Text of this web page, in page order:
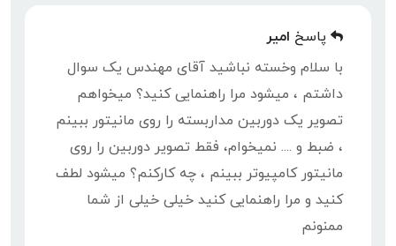
پاسخ امیر
با سلام وخسته نباشید آقای مهندس یک سوال
داشتم ، میشود مرا راهنمایی کنید؟ میخواهم
تصویر یک دوربین مداربسته را روی مانیتور ببینم
، ضبط و .... نمیخوام، فقط تصویر دوربین را روی
مانیتور کامپیوتر ببینم ، چه کارکنم؟ میشود لطف
کنید و مرا راهنمایی کنید خیلی خیلی از شما
ممنونم